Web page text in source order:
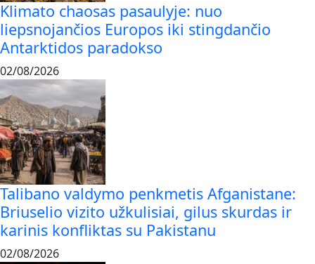
Klimato chaosas pasaulyje: nuo
liepsnojančios Europos iki stingdančio
Antarktidos paradokso
02/08/2026
Talibano valdymo penkmetis Afganistane:
Briuselio vizito užkulisiai, gilus skurdas ir
karinis konfliktas su Pakistanu
02/08/2026